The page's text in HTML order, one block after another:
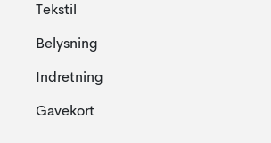
Tekstil
Belysning
Indretning
Gavekort